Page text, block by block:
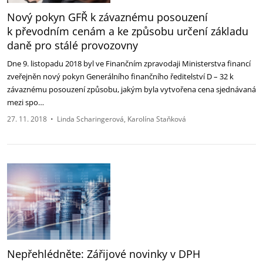
Nový pokyn GFŘ k závaznému posouzení
k převodním cenám a ke způsobu určení základu
daně pro stálé provozovny
Dne 9. listopadu 2018 byl ve Finančním zpravodaji Ministerstva financí
zveřejněn nový pokyn Generálního finančního ředitelství D – 32 k
závaznému posouzení způsobu, jakým byla vytvořena cena sjednávaná
mezi spo…
27. 11. 2018 • Linda Scharingerová Karolína Staňková
Nepřehlédněte: Zářijové novinky v DPH